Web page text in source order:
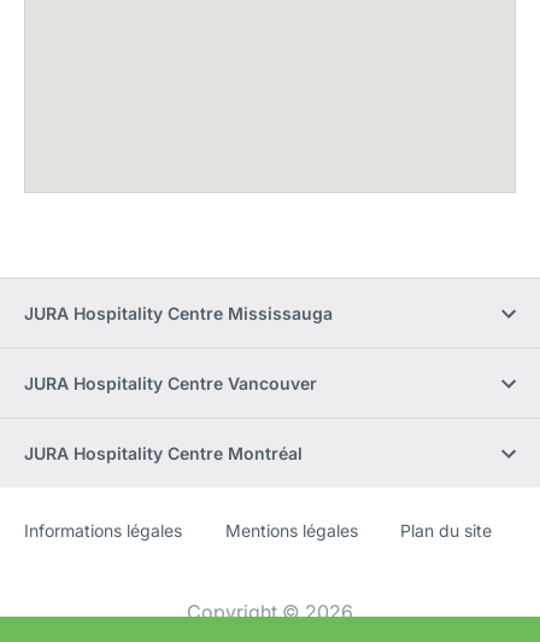
JURA Hospitality Centre Mississauga
JURA Hospitality Centre Vancouver
JURA Hospitality Centre Montréal
Site
[Website
Informations légales Mentions légales Plan du site
Copyright © 2026